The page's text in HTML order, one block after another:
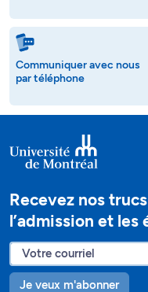
Communiquer avec nous
par téléphone
Recevez nos
l’admission et les
Je veux m'abonner